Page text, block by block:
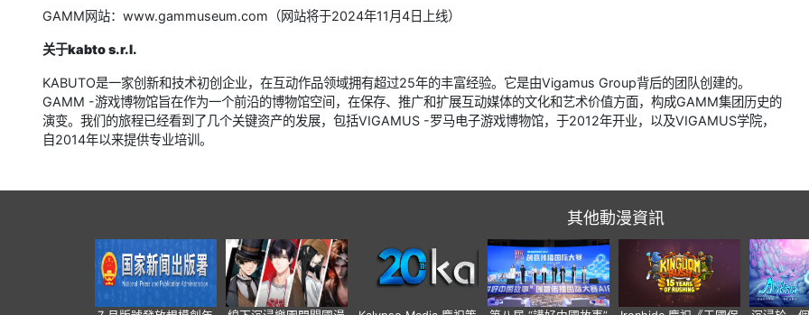
GAMM网站：www.gammuseum.com（网站将于2024年11月4日上线）
关于kabto s.r.l.
KABUTO是一家创新和技术初创企业，在互动作品领域拥有超过25年的丰富经验。它是由Vigamus Group背后的团队创建的。
GAMM -游戏博物馆旨在作为一个前沿的博物馆空间，在保存、推广和扩展互动媒体的文化和艺术价值方面，构成GAMM集团历史的
演变。我们的旅程已经看到了几个关键资产的发展，包括VIGAMUS -罗马电子游戏博物馆，于2012年开业，以及VIGAMUS学院，
自2014年以来提供专业培训。
其他動漫資訊